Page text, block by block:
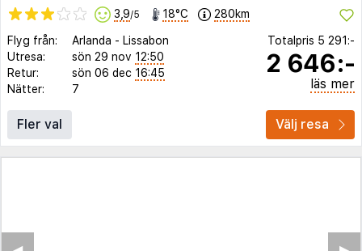
3,9/5 18°C 280km
Flyg från: Arlanda - Lissabon
Utresa:
sön 29 nov 12:50
Retur:
sön 06 dec 16:45
Nätter:
7
Totalpris 5 291:-
2 646:-
läs mer
Fler val Välj resa